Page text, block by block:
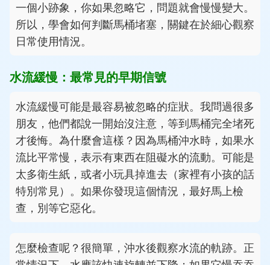
一個小跡象，你如果忽略它，問題就會慢慢變大。
所以，學會如何判斷馬桶堵塞，關鍵在於細心觀察
日常使用情況。
水流緩慢：最常見的早期信號
水流緩慢可能是最容易被忽略的症狀。我問過很多
朋友，他們都說一開始沒注意，等到馬桶完全堵死
才後悔。為什麼會這樣？因為馬桶沖水時，如果水
流比平常慢，表示有東西在阻礙水的流動。可能是
太多衛生紙，或者小玩具掉進去（家裡有小孩的話
特別常見）。如果你發現這個情況，最好馬上檢
查，別等它惡化。
怎麼檢查呢？很簡單，沖水後觀察水流的軌跡。正